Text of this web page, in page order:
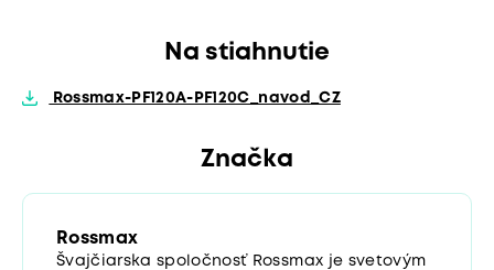
Na stiahnutie
Rossmax-PF120A-PF120C_navod_CZ
Značka
Rossmax
Švajčiarska spoločnosť Rossmax je svetovým